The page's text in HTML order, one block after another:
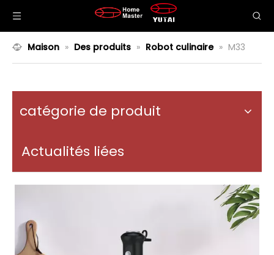
Maison » Des produits » Robot culinaire » M33
catégorie de produit
Actualités liées